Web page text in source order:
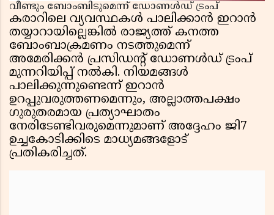
വീണ്ടും ബോംബിടുമെന്ന് ഡോണൾഡ് ട്രംപ്
കരാറിലെ വ്യവസ്ഥകൾ പാലിക്കാൻ ഇറാൻ
തയ്യാറായില്ലെങ്കിൽ രാജ്യത്ത് കനത്ത
ബോംബാക്രമണം നടത്തുമെന്ന്
അമേരിക്കൻ പ്രസിഡൻ്റ് ഡോണൾഡ് ട്രംപ്
മുന്നറിയിപ്പ് നൽകി. നിയമങ്ങൾ
പാലിക്കുന്നുണ്ടെന്ന് ഇറാൻ
ഉറപ്പുവരുത്തണമെന്നും, അല്ലാത്തപക്ഷം
ഗുരുതരമായ പ്രത്യാഘാതം
നേരിടേണ്ടിവരുമെന്നുമാണ് അദ്ദേഹം ജി7
ഉച്ചകോടിക്കിടെ മാധ്യമങ്ങളോട്
പ്രതികരിച്ചത്.